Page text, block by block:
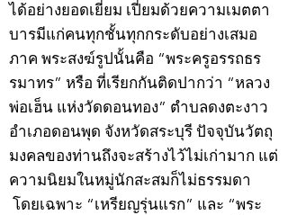
ได้อย่างยอดเยี่ยม เปี่ยมด้วยความเมตตา
บารมีแก่คนทุกชั้นทุกกระดับอย่างเสมอ
ภาค พระสงฆ์รูปนั้นคือ “พระครูอรรถธร
รมาทร” หรือ ที่เรียกกันติดปากว่า “หลวง
พ่อเฮ็น แห่งวัดดอนทอง” ตำบลดงตะงาว
อำเภอดอนพุด จังหวัดสระบุรี ปัจจุบันวัตถุ
มงคลของท่านถึงจะสร้างไว้ไม่เก่ามาก แต่
ความนิยมในหมู่นักสะสมก็ไม่ธรรมดา
โดยเฉพาะ “เหรียญรุ่นแรก” และ “พระ